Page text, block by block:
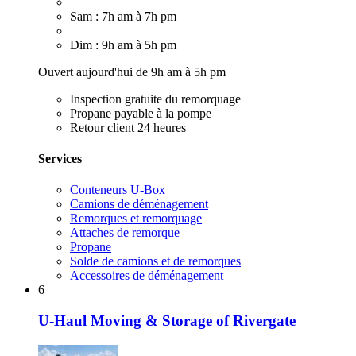
Sam : 7h am à 7h pm
Dim : 9h am à 5h pm
Ouvert aujourd'hui de 9h am à 5h pm
Inspection gratuite du remorquage
Propane payable à la pompe
Retour client 24 heures
Services
Conteneurs U-Box
Camions de déménagement
Remorques et remorquage
Attaches de remorque
Propane
Solde de camions et de remorques
Accessoires de déménagement
6
U-Haul Moving & Storage of Rivergate